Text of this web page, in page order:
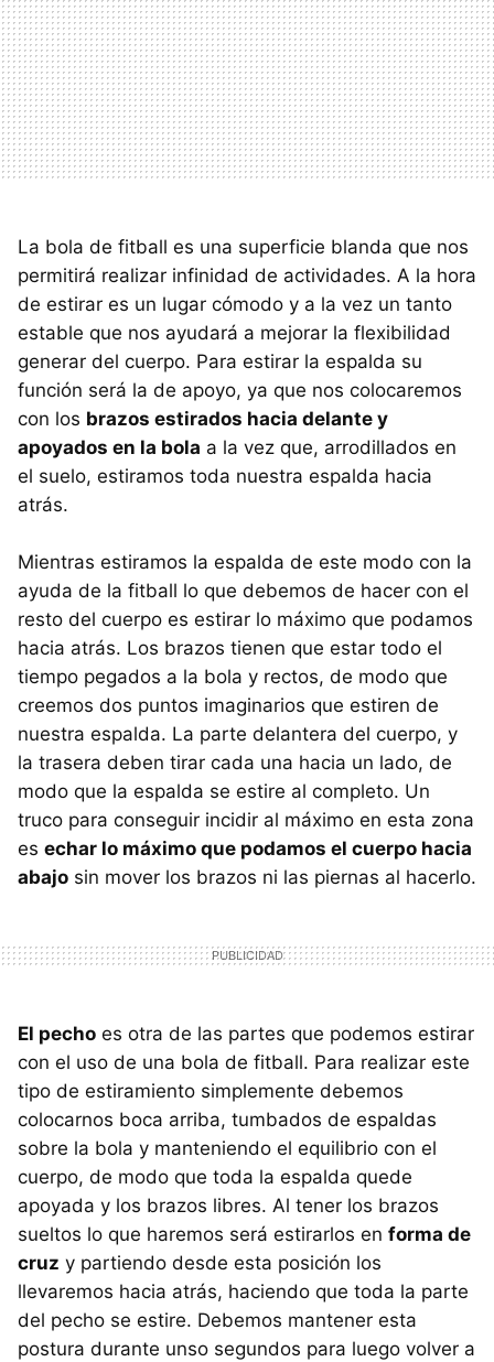
La bola de fitball es una superficie blanda que nos
permitirá realizar infinidad de actividades. A la hora
de estirar es un lugar cómodo y a la vez un tanto
estable que nos ayudará a mejorar la flexibilidad
generar del cuerpo. Para estirar la espalda su
función será la de apoyo, ya que nos colocaremos
con los brazos estirados hacia delante y
apoyados en la bola a la vez que, arrodillados en
el suelo, estiramos toda nuestra espalda hacia
atrás.
Mientras estiramos la espalda de este modo con la
ayuda de la fitball lo que debemos de hacer con el
resto del cuerpo es estirar lo máximo que podamos
hacia atrás. Los brazos tienen que estar todo el
tiempo pegados a la bola y rectos, de modo que
creemos dos puntos imaginarios que estiren de
nuestra espalda. La parte delantera del cuerpo, y
la trasera deben tirar cada una hacia un lado, de
modo que la espalda se estire al completo. Un
truco para conseguir incidir al máximo en esta zona
es echar lo máximo que podamos el cuerpo hacia
abajo sin mover los brazos ni las piernas al hacerlo.
El pecho es otra de las partes que podemos estirar
con el uso de una bola de fitball. Para realizar este
tipo de estiramiento simplemente debemos
colocarnos boca arriba, tumbados de espaldas
sobre la bola y manteniendo el equilibrio con el
cuerpo, de modo que toda la espalda quede
apoyada y los brazos libres. Al tener los brazos
sueltos lo que haremos será estirarlos en forma de
cruz y partiendo desde esta posición los
llevaremos hacia atrás, haciendo que toda la parte
del pecho se estire. Debemos mantener esta
postura durante unso segundos para luego volver a